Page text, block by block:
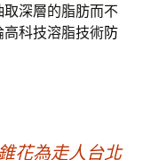
深層的脂肪而不
科技溶脂技術防
花為走人台北